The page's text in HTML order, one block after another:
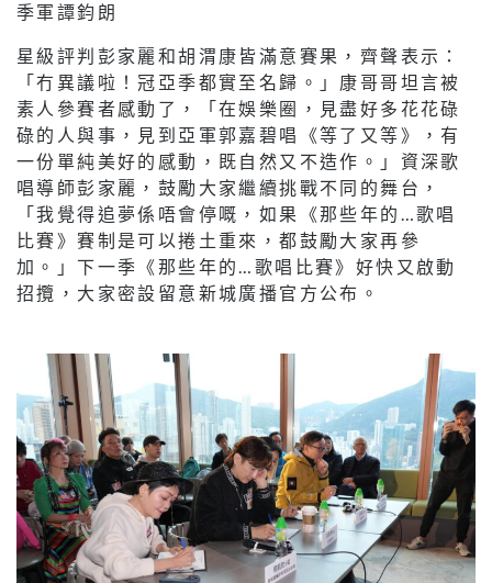
季軍譚鈞朗
星級評判彭家麗和胡渭康皆滿意賽果，齊聲表示：
「冇異議啦！冠亞季都實至名歸。」康哥哥坦言被
素人參賽者感動了，「在娛樂圈，見盡好多花花碌
碌的人與事，見到亞軍郭嘉碧唱《等了又等》，有
一份單純美好的感動，既自然又不造作。」資深歌
唱導師彭家麗，鼓勵大家繼續挑戰不同的舞台，
「我覺得追夢係唔會停嘅，如果《那些年的…歌唱
比賽》賽制是可以捲土重來，都鼓勵大家再參
加。」下一季《那些年的…歌唱比賽》好快又啟動
招攬，大家密設留意新城廣播官方公布。